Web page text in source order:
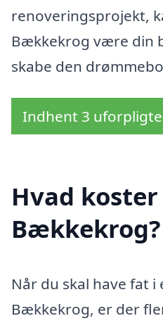
renoveringsprojekt,
Bækkekrog være din
skabe den
Indhent 3
Hvad
Bækkekrog?
Når du skal have fat i
Bækkekrog, er der